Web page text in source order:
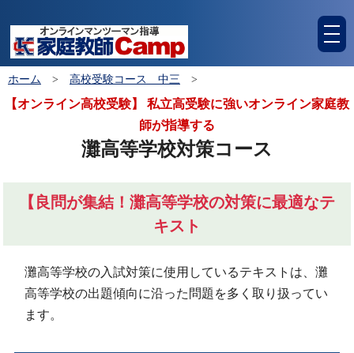
ホーム > 高校受験コース 中三 >
【オンライン高校受験】 私立高受験に強いオンライン家庭教
師が指導する
灘高等学校対策コース
【良問が集結！灘高等学校の対策に最適なテ
キスト
灘高等学校の入試対策に使用しているテキストは、灘
高等学校の出題傾向に沿った問題を多く取り扱ってい
ます。